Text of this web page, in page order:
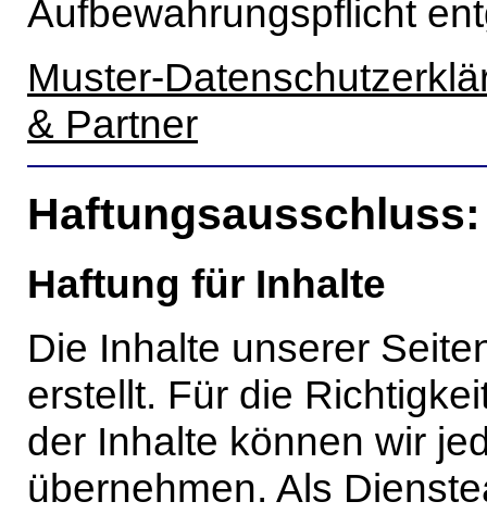
Aufbewahrungspflicht
Muster-
& Partner
Haftungsausschluss:
Haftung für Inhalte
Die Inhalte unserer
erstellt. Für die
der Inhalte können wir
übernehmen. Als